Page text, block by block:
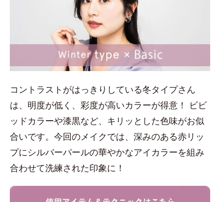
コントラストがはっきりしている冬タイプさん
は、明度が低く、彩度が高いカラーが得意！ ビビ
ッドカラーや漆黒など、キリッとした色味がお似
合いです。今回のメイクでは、深みのある赤リッ
プにシルバーパールの華やかなアイカラーを組み
合わせて洗練された印象に！